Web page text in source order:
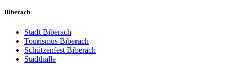
Biberach
Stadt Biberach
Tourismus Biberach
Schützenfest Biberach
Stadthalle